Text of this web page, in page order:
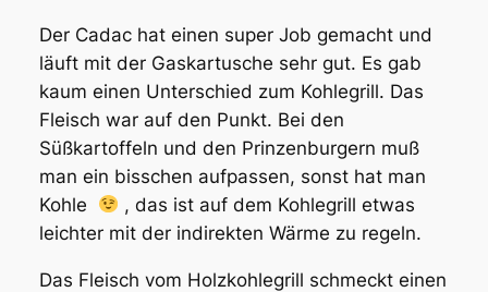
Der Cadac hat einen super Job gemacht und
läuft mit der Gaskartusche sehr gut. Es gab
kaum einen Unterschied zum Kohlegrill. Das
Fleisch war auf den Punkt. Bei den
Süßkartoffeln und den Prinzenburgern muß
man ein bisschen aufpassen, sonst hat man
Kohle
, das ist auf dem Kohlegrill etwas
leichter mit der indirekten Wärme zu regeln.
Das Fleisch vom Holzkohlegrill schmeckt einen